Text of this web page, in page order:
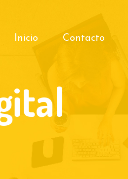
Inicio Contacto